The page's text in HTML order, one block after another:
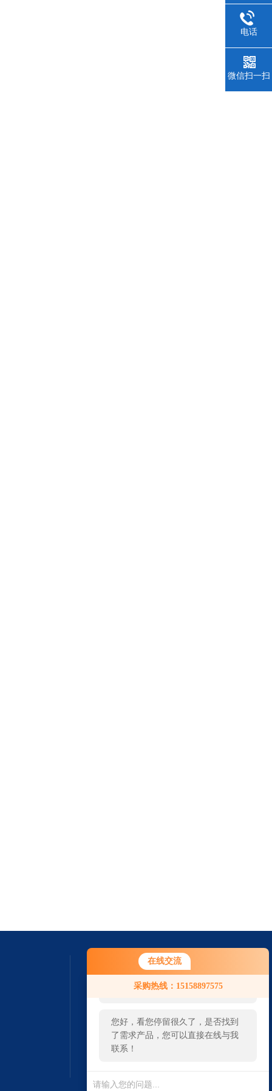
在线交流
采购热线：15158897575
您好！欢迎前来咨询，很高兴为您
服务，请问您要咨询什么问题呢？
您好，看您停留很久了，是否找到
了需求产品，您可以直接在线与我
联系！
电话
微信扫一扫